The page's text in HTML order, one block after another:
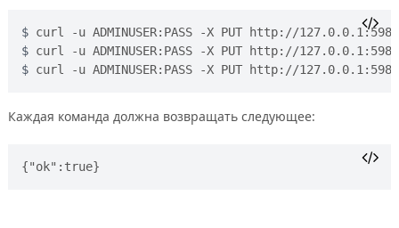
curl -u ADMINUSER:PASS -X PUT http://
curl -u ADMINUSER:PASS -X PUT http://
curl -u ADMINUSER:PASS -X PUT http://
Каждая команда должна возвращать следующее: